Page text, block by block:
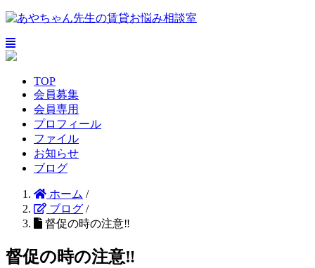
TOP
会員募集
会員専用
プロフィール
ファイル
お知らせ
ブログ
ホーム /
ブログ /
督促の時の注意‼️
督促の時の注意‼️